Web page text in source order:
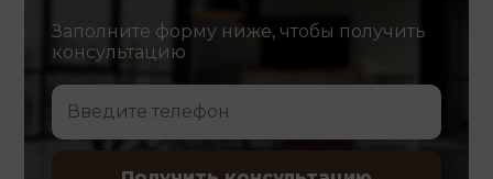
Заполните форму ниже, чтобы получить
консультацию